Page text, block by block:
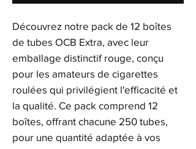
Découvrez notre pack de 12 boîtes
de tubes OCB Extra, avec leur
emballage distinctif rouge, conçu
pour les amateurs de cigarettes
roulées qui privilégient l'efficacité et
la qualité. Ce pack comprend 12
boîtes, offrant chacune 250 tubes,
pour une quantité adaptée à vos